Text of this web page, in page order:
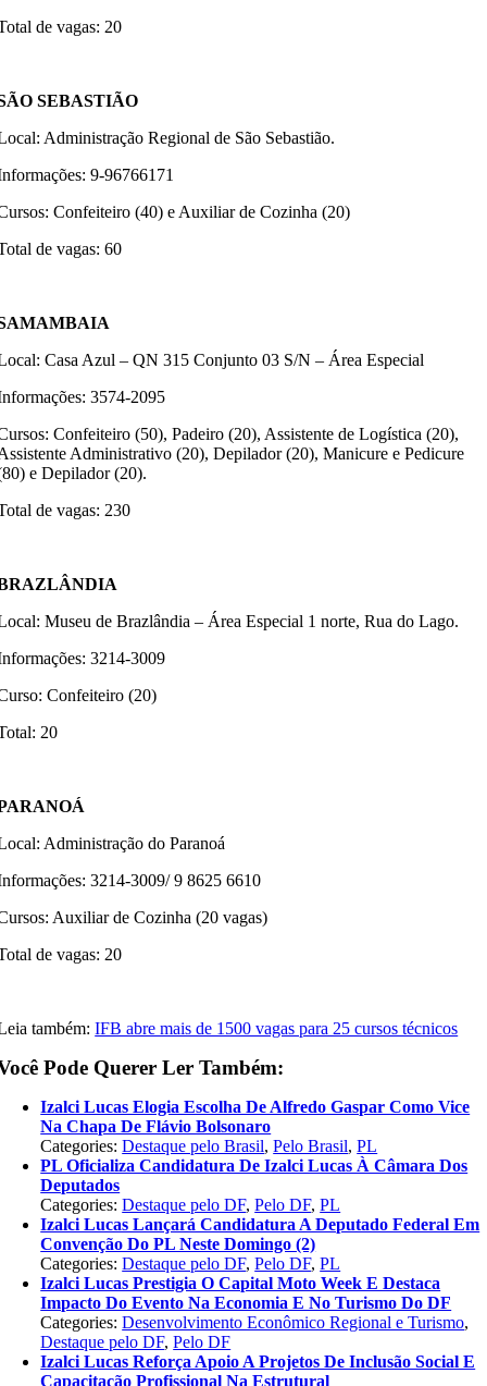
de vagas: 20
SEBASTIÃO
Administração Regional de São Sebastião.
9-96766171
Confeiteiro (40) e Auxiliar de Cozinha (20)
de vagas: 60
Casa Azul – QN 315 Conjunto 03 S/N – Área Especial
3574-2095
Confeiteiro (50), Padeiro (20), Assistente de Logística (20),
Administrativo (20), Depilador (20), Manicure e Pedicure
e Depilador (20).
de vagas: 230
Museu de Brazlândia – Área Especial 1 norte, Rua do Lago.
3214-3009
Confeiteiro (20)
20
Administração do Paranoá
3214-3009/ 9 8625 6610
Auxiliar de Cozinha (20 vagas)
de vagas: 20
também:IFB abre mais de 1500 vagas para 25 cursos técnicos
Pode Querer Ler Também:
Izalci Lucas Elogia Escolha De Alfredo Gaspar Como Vice
Na Chapa De Flávio Bolsonaro
Categories:Destaque pelo Brasil,Pelo Brasil,PL
PL Oficializa Candidatura De Izalci Lucas À Câmara Dos
Deputados
Categories:Destaque pelo DF,Pelo DF,PL
Izalci Lucas Lançará Candidatura A Deputado Federal Em
Convenção Do PL Neste Domingo (2)
Categories:Destaque pelo DF,Pelo DF,PL
Izalci Lucas Prestigia O Capital Moto Week E Destaca
Impacto Do Evento Na Economia E No Turismo Do DF
Categories:Desenvolvimento Econômico Regional e Turismo,
Destaque pelo DF,Pelo DF
Izalci Lucas Reforça Apoio A Projetos De Inclusão Social E
Capacitação Profissional Na Estrutural